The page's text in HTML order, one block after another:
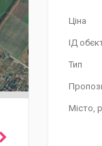
Ціна
ІД
Тип
Місто,